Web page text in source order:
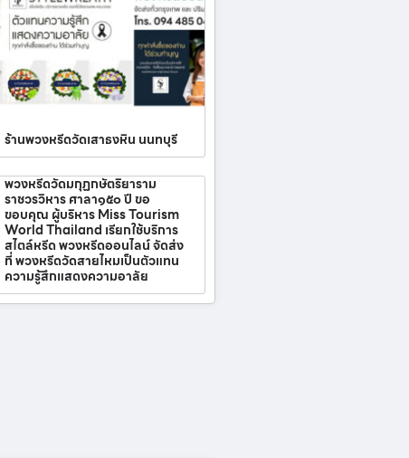
ร้านพวงหรีดวัดเสาธงหิน นนทบุรี
พวงหรีดวัดมกุฏกษัตริยาราม
ราชวรวิหาร ศาลา๑๕๐ ปี ขอ
ขอบคุณ ผู้บริหาร Miss Tourism
World Thailand เรียกใช้บริการ
สไตล์หรีด พวงหรีดออนไลน์ จัดส่ง
ที่ พวงหรีดวัดสายไหมเป็นตัวแทน
ความรู้สึกแสดงความอาลัย